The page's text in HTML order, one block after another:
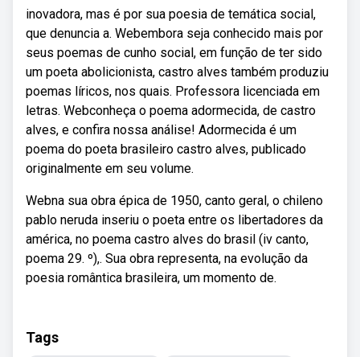
inovadora, mas é por sua poesia de temática social,
que denuncia a. Webembora seja conhecido mais por
seus poemas de cunho social, em função de ter sido
um poeta abolicionista, castro alves também produziu
poemas líricos, nos quais. Professora licenciada em
letras. Webconheça o poema adormecida, de castro
alves, e confira nossa análise! Adormecida é um
poema do poeta brasileiro castro alves, publicado
originalmente em seu volume.
Webna sua obra épica de 1950, canto geral, o chileno
pablo neruda inseriu o poeta entre os libertadores da
américa, no poema castro alves do brasil (iv canto,
poema 29. º),. Sua obra representa, na evolução da
poesia romântica brasileira, um momento de.
Tags